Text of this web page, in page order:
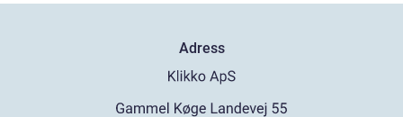
Adress